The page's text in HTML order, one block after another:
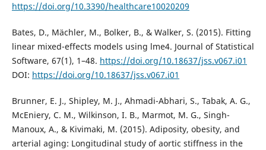
https://doi.org/10.3390/healthcare10020209
Bates, D., Mächler, M., Bolker, B., & Walker, S. (2015). Fitting
linear mixed-effects models using lme4. Journal of Statistical
Software, 67(1), 1–48. https://doi.org/10.18637/jss.v067.i01
DOI: https://doi.org/10.18637/jss.v067.i01
Brunner, E. J., Shipley, M. J., Ahmadi-Abhari, S., Tabak, A. G.,
McEniery, C. M., Wilkinson, I. B., Marmot, M. G., Singh-
Manoux, A., & Kivimaki, M. (2015). Adiposity, obesity, and
arterial aging: Longitudinal study of aortic stiffness in the